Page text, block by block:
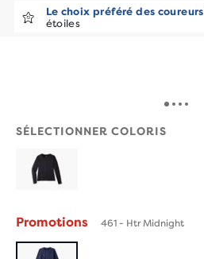
Le choix préféré des coureurs
étoiles
SÉLECTIONNER COLORIS
Promotions 461 - Htr Midnight